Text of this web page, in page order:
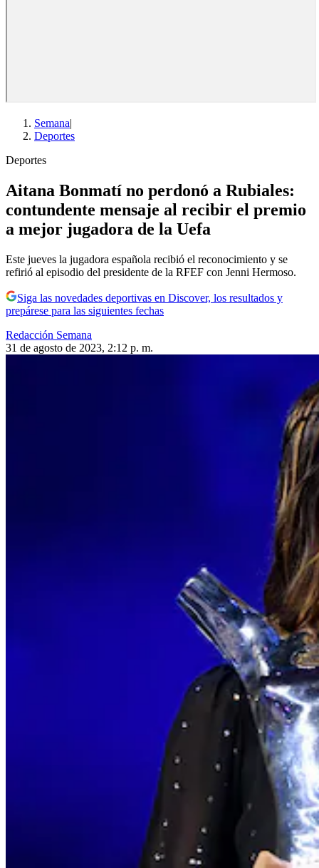
Semana|
Deportes
Deportes
Aitana Bonmatí no perdonó a Rubiales:
contundente mensaje al recibir el premio
a mejor jugadora de la Uefa
Este jueves la jugadora española recibió el reconocimiento y se
refirió al episodio del presidente de la RFEF con Jenni Hermoso.
Siga las novedades deportivas en Discover, los resultados y
prepárese para las siguientes fechas
Redacción Semana
31 de agosto de 2023, 2:12 p. m.